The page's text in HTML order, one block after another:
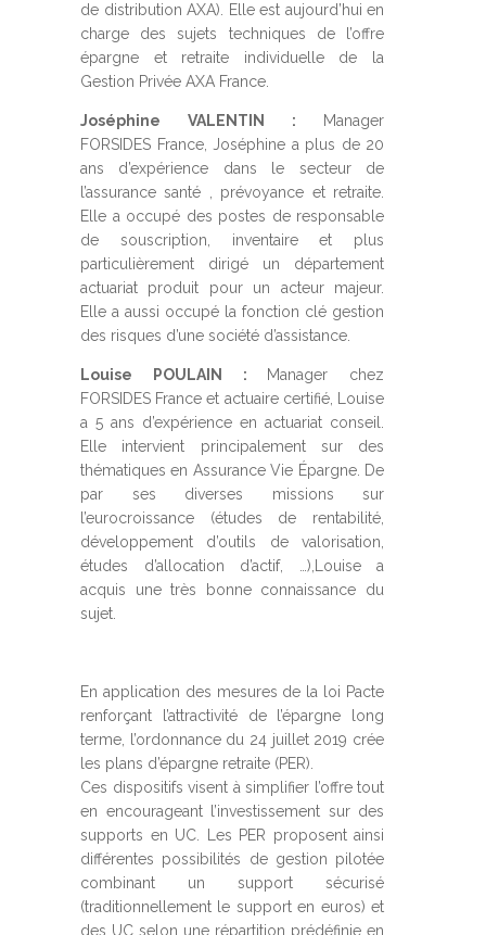
de distribution AXA). Elle est aujourd’hui en
charge des sujets techniques de l’offre
épargne et retraite individuelle de la
Gestion Privée AXA France.
Joséphine VALENTIN :
Manager
FORSIDES France, Joséphine a plus de 20
ans d’expérience dans le secteur de
l’assurance santé , prévoyance et retraite.
Elle a occupé des postes de responsable
de souscription, inventaire et plus
particulièrement dirigé un département
actuariat produit pour un acteur majeur.
Elle a aussi occupé la fonction clé gestion
des risques d’une société d’assistance.
Louise POULAIN :
Manager chez
FORSIDES France et actuaire certifié, Louise
a 5 ans d’expérience en actuariat conseil.
Elle intervient principalement sur des
thématiques en Assurance Vie Épargne. De
par ses diverses missions sur
l’eurocroissance (études de rentabilité,
développement d’outils de valorisation,
études d’allocation d’actif, …),Louise a
acquis une très bonne connaissance du
sujet.
En application des mesures de la loi Pacte
renforçant l’attractivité de l’épargne long
terme, l’ordonnance du 24 juillet 2019 crée
les plans d’épargne retraite (PER).
Ces dispositifs visent à simplifier l’offre tout
en encourageant l’investissement sur des
supports en UC. Les PER proposent ainsi
différentes possibilités de gestion pilotée
combinant un support sécurisé
(traditionnellement le support en euros) et
des UC selon une répartition prédéfinie en